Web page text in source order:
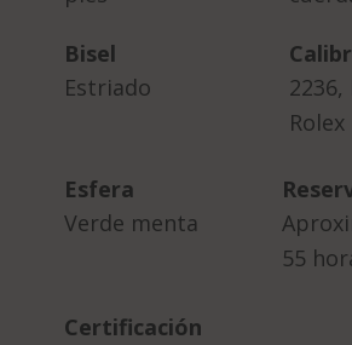
Bisel
Estriado
Rolex
Esfera
Verde menta
55
Certificación